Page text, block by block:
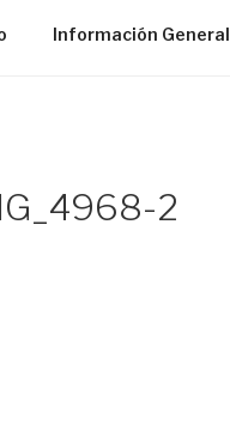
Información General
2